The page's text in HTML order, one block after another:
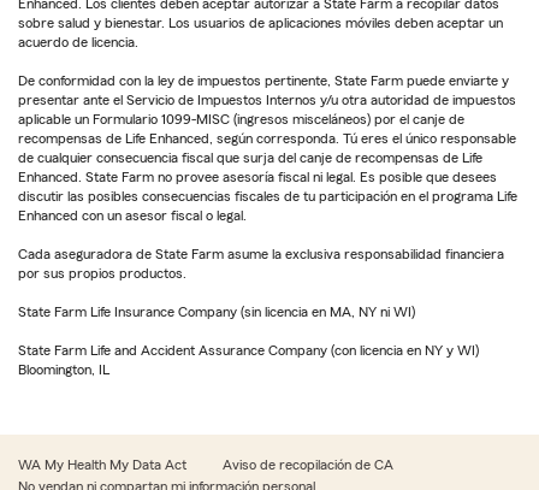
Enhanced. Los clientes deben aceptar autorizar a State Farm a recopilar datos
sobre salud y bienestar. Los usuarios de aplicaciones móviles deben aceptar un
acuerdo de licencia.
De conformidad con la ley de impuestos pertinente, State Farm puede enviarte y
presentar ante el Servicio de Impuestos Internos y/u otra autoridad de impuestos
aplicable un Formulario 1099-MISC (ingresos misceláneos) por el canje de
recompensas de Life Enhanced, según corresponda. Tú eres el único responsable
de cualquier consecuencia fiscal que surja del canje de recompensas de Life
Enhanced. State Farm no provee asesoría fiscal ni legal. Es posible que desees
discutir las posibles consecuencias fiscales de tu participación en el programa Life
Enhanced con un asesor fiscal o legal.
Cada aseguradora de State Farm asume la exclusiva responsabilidad financiera
por sus propios productos.
State Farm Life Insurance Company (sin licencia en MA, NY ni WI)
State Farm Life and Accident Assurance Company (con licencia en NY y WI)
Bloomington, IL
WA My Health My Data Act
Aviso de recopilación de CA
No vendan ni compartan mi información personal